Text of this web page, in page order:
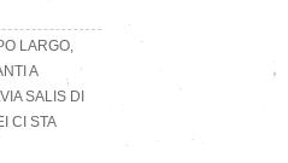
LARGO,
A
SALIS DI
CI STA